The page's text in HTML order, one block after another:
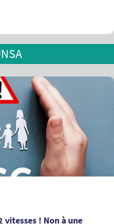
vitesses ! Non à une